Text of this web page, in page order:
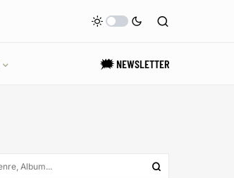
🗯 NEWSLETTER